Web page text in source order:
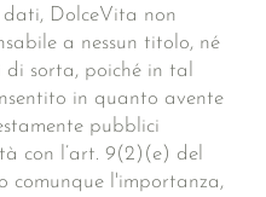
DolceVita non
a nessun titolo, né
sorta, poiché in tal
in quanto avente
pubblici
con l’art. 9(2)(e) del
comunque l'importanza,